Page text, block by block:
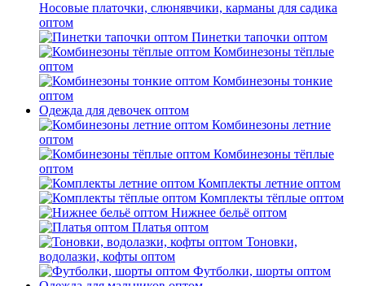
Носовые платочки, слюнявчики, карманы для садика
оптом
Пинетки тапочки оптом
Комбинезоны тёплые
оптом
Комбинезоны тонкие
оптом
Одежда для девочек оптом
Комбинезоны летние
оптом
Комбинезоны тёплые
оптом
Комплекты летние оптом
Комплекты тёплые оптом
Нижнее бельё оптом
Платья оптом
Тоновки,
водолазки, кофты оптом
Футболки, шорты оптом